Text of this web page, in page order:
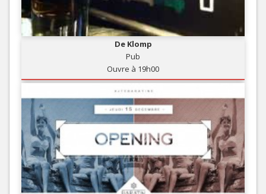
De Klomp
Pub
Ouvre à 19h00